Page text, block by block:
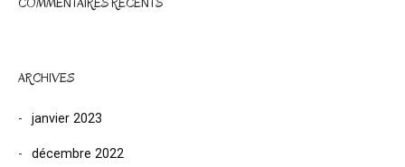
ARCHIVES
janvier 2023
décembre 2022